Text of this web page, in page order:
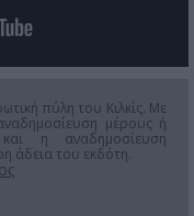
πύλη του Κιλκίς. Με
μέρους ή
η αναδημοσίευση
άδεια του εκδότη.